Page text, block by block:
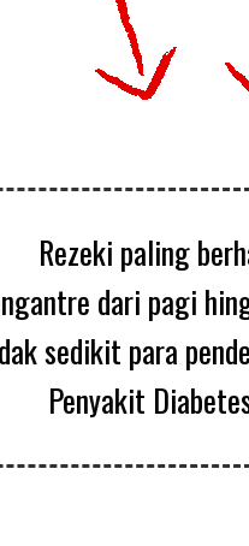
Rezeki paling
dari pagi
sedikit para
Penyakit